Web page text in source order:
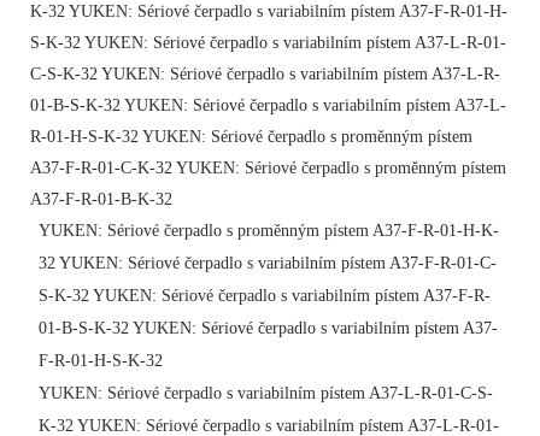
K-32 YUKEN: Sériové čerpadlo s variabilním pístem A37-F-R-01-H-
S-K-32 YUKEN: Sériové čerpadlo s variabilním pístem A37-L-R-01-
C-S-K-32 YUKEN: Sériové čerpadlo s variabilním pístem A37-L-R-
01-B-S-K-32 YUKEN: Sériové čerpadlo s variabilním pístem A37-L-
R-01-H-S-K-32 YUKEN: Sériové čerpadlo s proměnným pístem
A37-F-R-01-C-K-32 YUKEN: Sériové čerpadlo s proměnným pístem
A37-F-R-01-B-K-32
YUKEN: Sériové čerpadlo s proměnným pístem A37-F-R-01-H-K-
32 YUKEN: Sériové čerpadlo s variabilním pístem A37-F-R-01-C-
S-K-32 YUKEN: Sériové čerpadlo s variabilním pístem A37-F-R-
01-B-S-K-32 YUKEN: Sériové čerpadlo s variabilním pístem A37-
F-R-01-H-S-K-32
YUKEN: Sériové čerpadlo s variabilním pístem A37-L-R-01-C-S-
K-32 YUKEN: Sériové čerpadlo s variabilním pístem A37-L-R-01-